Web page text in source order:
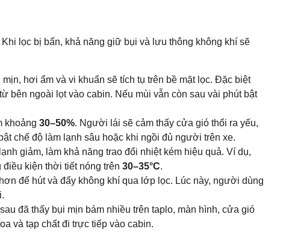
lọc bị bẩn, khả năng giữ bụi và lưu thông không khí sẽ
hơi ẩm và vi khuẩn sẽ tích tụ trên bề mặt lọc. Đặc biệt
bên ngoài lọt vào cabin. Nếu mùi vẫn còn sau vài phút bật
khoảng 30–50%. Người lái sẽ cảm thấy cửa gió thổi ra yếu,
chế độ làm lạnh sâu hoặc khi ngồi đủ người trên xe.
giảm, làm khả năng trao đổi nhiệt kém hiệu quả. Ví dụ,
kiện thời tiết nóng trên 30–35°C.
để hút và đẩy không khí qua lớp lọc. Lúc này, người dùng
đã thấy bụi mịn bám nhiều trên taplo, màn hình, cửa gió
và tạp chất đi trực tiếp vào cabin.